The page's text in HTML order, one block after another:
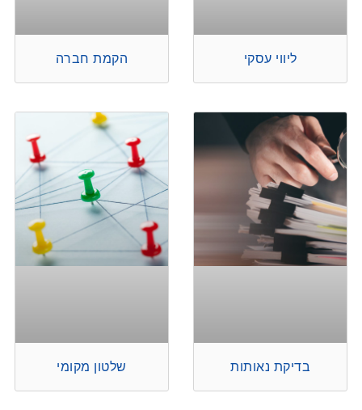
ליווי עסקי הקמת חברה
בדיקת נאותות שלטון מקומי